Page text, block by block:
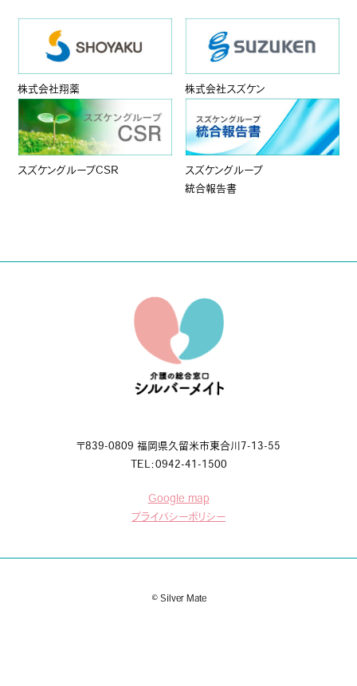
株式会社翔薬 株式会社スズケン
スズケングループCSR
スズケングループ
統合報告書
〒839-0809 福岡県久留米市東合川7-13-55
TEL：0942-41-1500
Google map
プライバシーポリシー
© Silver Mate